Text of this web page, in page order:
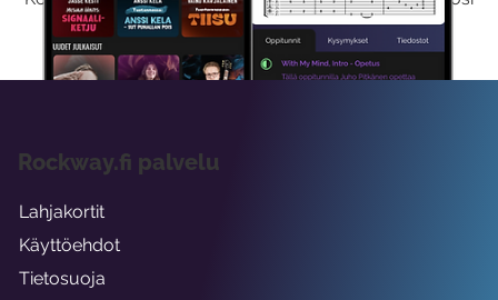
viikon ajaksi.
Rockway.fi palvelu
Lahjakortit
Käyttöehdot
Tietosuoja